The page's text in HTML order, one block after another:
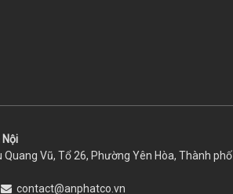
Quang Vũ, Tổ 26, Phường Yên Hòa, Thành phố
contact@anphatco.vn